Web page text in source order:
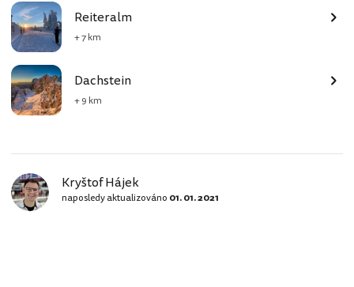
Reiteralm
+ 7 km
Dachstein
+ 9 km
Kryštof Hájek
naposledy aktualizováno 01. 01. 2021